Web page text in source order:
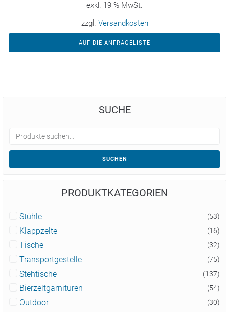
exkl. 19 % MwSt.
zzgl. Versandkosten
AUF DIE ANFRAGELISTE
SUCHE
SUCHEN
PRODUKTKATEGORIEN
Stühle (53)
Klappzelte (16)
Tische (32)
Transportgestelle (75)
Stehtische (137)
Bierzeltgarnituren (54)
Outdoor (30)